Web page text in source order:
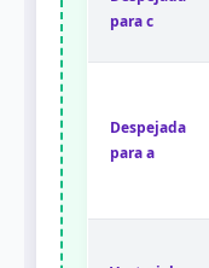
para c
Despejada
para a